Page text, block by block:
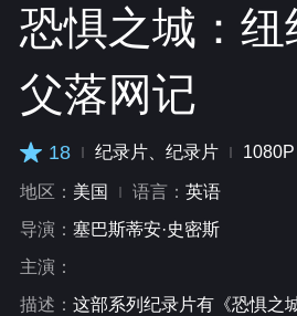
恐惧之城：纽
父落网记
18 纪录片、纪录片 1080P
地区： 美国 语言： 英语
导演： 塞巴斯蒂安·史密斯
主演：
描述： 这部系列纪录片有《恐惧之